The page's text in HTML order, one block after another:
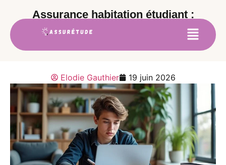
Assurance habitation étudiant :
conseils pour un contrat clair et
Elodie Gauthier 19 juin 2026